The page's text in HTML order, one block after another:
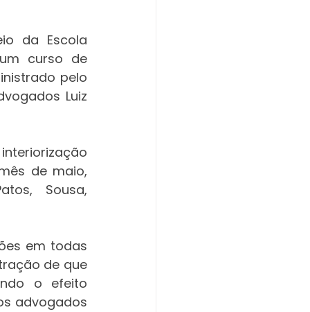
da Escola
curso de
pelo
Luiz
de maio,
Sousa,
de que
o efeito
advogados